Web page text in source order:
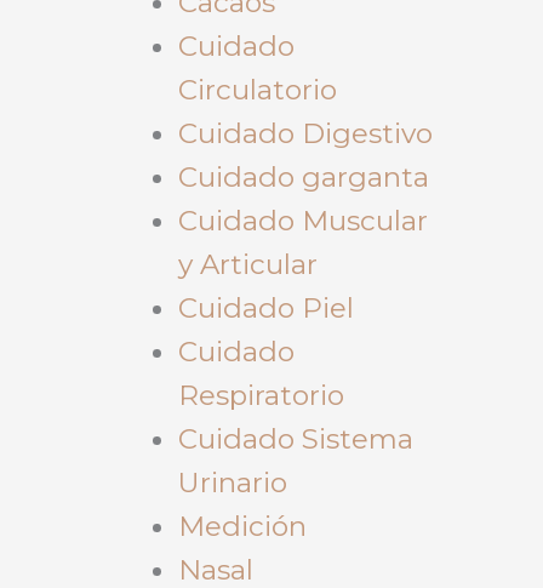
Cuidado
Circulatorio
Cuidado Digestivo
Cuidado garganta
Cuidado Muscular
y Articular
Cuidado Piel
Cuidado
Respiratorio
Cuidado Sistema
Urinario
Medición
Nasal